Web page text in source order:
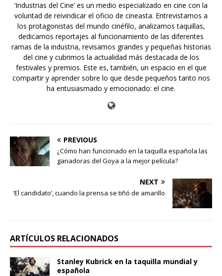
‘Industrias del Cine’ es un medio especializado en cine con la
voluntad de reivindicar el oficio de cineasta. Entrevistamos a
los protagonistas del mundo cinéfilo, analizamos taquillas,
dedicamos reportajes al funcionamiento de las diferentes
ramas de la industria, revisamos grandes y pequeñas historias
del cine y cubrimos la actualidad más destacada de los
festivales y premios. Este es, también, un espacio en el que
compartir y aprender sobre lo que desde pequeños tanto nos
ha entusiasmado y emocionado: el cine.
PREVIOUS
¿Cómo han funcionado en la taquilla española las
ganadoras del Goya a la mejor película?
NEXT
‘El candidato’, cuando la prensa se tiñó de amarillo
ARTÍCULOS RELACIONADOS
Stanley Kubrick en la taquilla mundial y
española